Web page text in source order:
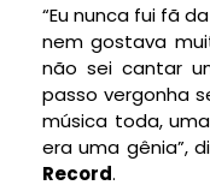
“Eu nunca fui fã
nem gostava
não sei cantar
passo vergonha
música toda,
era uma gênia”,
Record.